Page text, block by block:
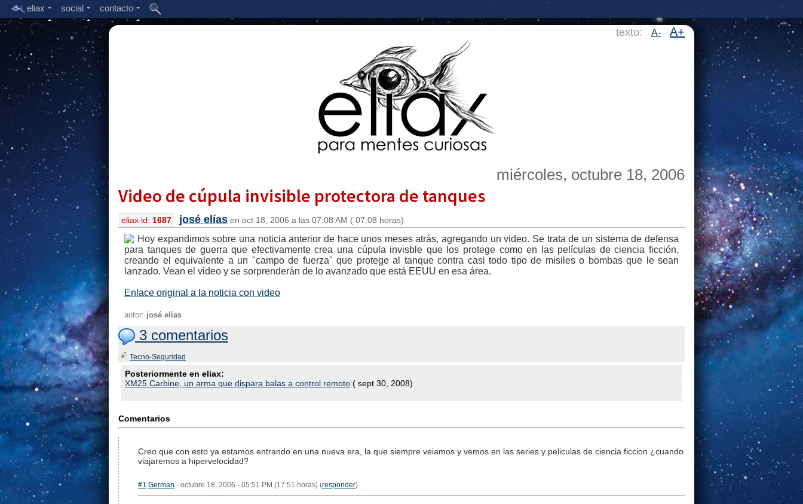
eliax social contacto
texto: A- A+
miércoles, octubre 18, 2006
Video de cúpula invisible protectora de tanques
eliax id: 1687 josé elías en oct 18, 2006 a las 07:08 AM ( 07:08 horas)
Hoy expandimos sobre una noticia anterior de hace unos meses atrás, agregando un video. Se trata de un sistema de defensa
para tanques de guerra que efectivamente crea una cúpula invisble que los protege como en las películas de ciencia ficción,
creando el equivalente a un "campo de fuerza" que protege al tanque contra casi todo tipo de misiles o bombas que le sean
lanzado. Vean el video y se sorprenderán de lo avanzado que está EEUU en esa área.
Enlace original a la noticia con video
autor: josé elías
3 comentarios
Tecno-Seguridad
Posteriormente en eliax:
XM25 Carbine, un arma que dispara balas a control remoto ( sept 30, 2008)
Comentarios
Creo que con esto ya estamos entrando en una nueva era, la que siempre veiamos y vemos en las series y peliculas de ciencia ficcion ¿cuando
viajaremos a hipervelocidad?
#1 German - octubre 18, 2006 - 05:51 PM (17:51 horas) (responder)